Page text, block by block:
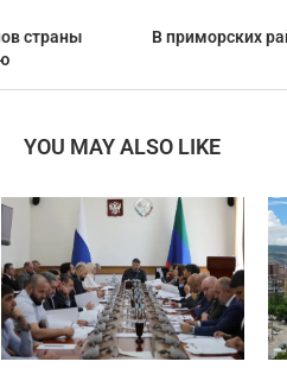
страны
В приморских
YOU MAY ALSO LIKE